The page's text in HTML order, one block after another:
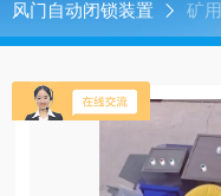
风门自动闭锁装置
矿